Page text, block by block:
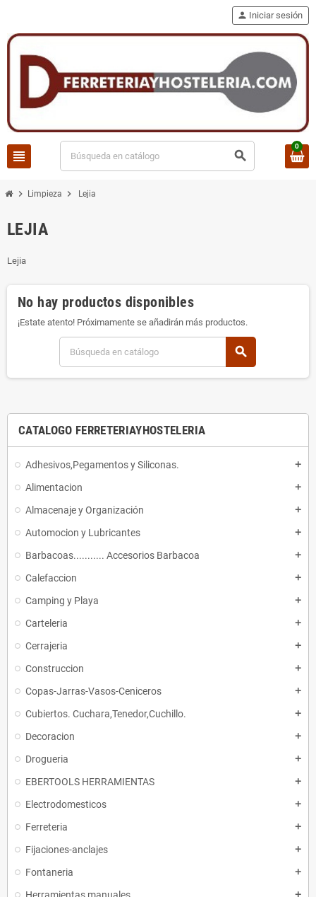
view_headline search
person Iniciar sesión
0
chevron_right Limpieza chevron_right Lejia
CATALOGO FERRETERIAYHOSTELERIA
Adhesivos,Pegamentos y Siliconas. add
Alimentacion add
Almacenaje y Organización add
Automocion y Lubricantes add
Barbacoas........... Accesorios Barbacoa add
Calefaccion add
Camping y Playa add
Carteleria add
Cerrajeria add
Construccion add
Copas-Jarras-Vasos-Ceniceros add
Cubiertos. Cuchara,Tenedor,Cuchillo. add
Decoracion add
Drogueria add
EBERTOOLS HERRAMIENTAS add
Electrodomesticos add
Ferreteria add
Fijaciones-anclajes add
Fontaneria add
add
LEJIA
Lejia
No hay productos disponibles
¡Estate atento! Próximamente se añadirán más productos.
search